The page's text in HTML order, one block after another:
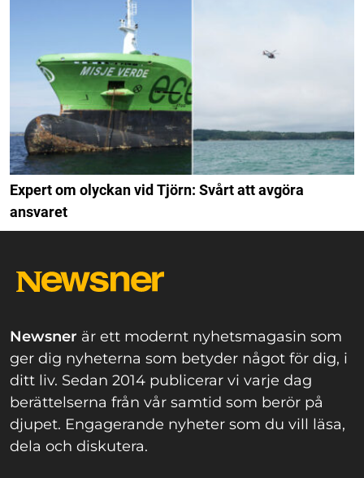
Expert om olyckan vid Tjörn: Svårt att avgöra
ansvaret
Newsner är ett modernt nyhetsmagasin som
ger dig nyheterna som betyder något för dig, i
ditt liv. Sedan 2014 publicerar vi varje dag
berättelserna från vår samtid som berör på
djupet. Engagerande nyheter som du vill läsa,
dela och diskutera.